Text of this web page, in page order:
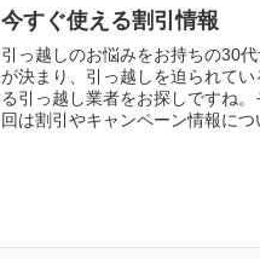
今すぐ使える割引情報
引っ越しのお悩みをお持ちの30
が決まり、引っ越しを迫られて
る引っ越し業者をお探しですね
回は割引やキャンペーン情報につ